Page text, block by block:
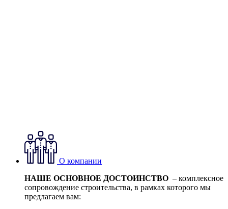
О компании
НАШЕ ОСНОВНОЕ ДОСТОИНСТВО – комплексное
сопровождение строительства, в рамках которого мы
предлагаем вам: